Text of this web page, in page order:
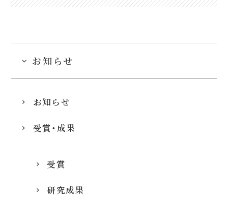
お知らせ
お知らせ
受賞・成果
受賞
研究成果